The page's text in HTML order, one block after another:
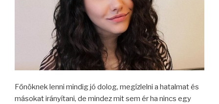
Főnöknek lenni mindig jó dolog, megízlelni a hatalmat és
másokat irányítani, de mindez mit sem ér ha nincs egy